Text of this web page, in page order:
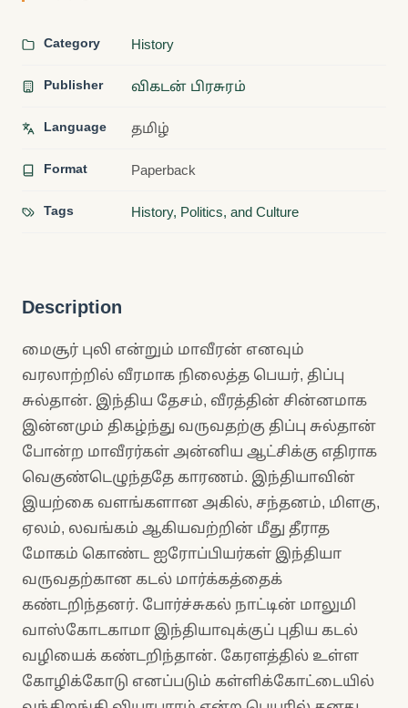
Category History
Publisher விகடன் பிரசுரம்
Language தமிழ்
Format Paperback
Tags History, Politics, and Culture
Description
மைசூர் புலி என்றும் மாவீரன் எனவும்
வரலாற்றில் வீரமாக நிலைத்த பெயர், திப்பு
சுல்தான். இந்திய தேசம், வீரத்தின் சின்னமாக
இன்னமும் திகழ்ந்து வருவதற்கு திப்பு சுல்தான்
போன்ற மாவீரர்கள் அன்னிய ஆட்சிக்கு எதிராக
வெகுண்டெழுந்ததே காரணம். இந்தியாவின்
இயற்கை வளங்களான அகில், சந்தனம், மிளகு,
ஏலம், லவங்கம் ஆகியவற்றின் மீது தீராத
மோகம் கொண்ட ஐரோப்பியர்கள் இந்தியா
வருவதற்கான கடல் மார்க்கத்தைக்
கண்டறிந்தனர். போர்ச்சுகல் நாட்டின் மாலுமி
வாஸ்கோடகாமா இந்தியாவுக்குப் புதிய கடல்
வழியைக் கண்டறிந்தான். கேரளத்தில் உள்ள
கோழிக்கோடு எனப்படும் கள்ளிக்கோட்டையில்